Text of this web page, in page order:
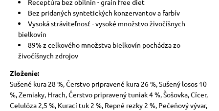
Receptúra bez obilnín - grain free diet
Bez pridaných syntetických konzervantov a farbív
Vysoká stráviteľnosť - vysoké množstvo živočíšnych
bielkovín
89% z celkového množstva bielkovín pochádza zo
živočíšnych zdrojov
Zloženie:
Sušené kura 28 %, Čerstvo pripravené kura 26 %, Sušený losos 10
%, Zemiaky, Hrach, Čerstvo pripravený tuniak 4 %, Šošovka, Cícer,
Celulóza 2,5 %, Kurací tuk 2 %, Repné rezky 2 %, Pečeňový vývar,